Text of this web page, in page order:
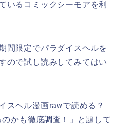
いるコミックシーモアを利
間限定でパラダイスヘルを
ので試し読みしてみてはい
スヘル漫画rawで読める？
かも徹底調査！」と題して